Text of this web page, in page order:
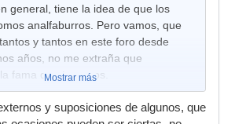
general, tiene la idea de que los
analfaburros. Pero vamos, que
y tantos en este foro desde
años, no me extraña que
fama que tenemos.
Mostrar más
y suposiciones de algunos, que